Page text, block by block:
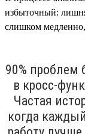
избыточный:
слишком медленно,
90% проблем
в кросс-
Частая
когда